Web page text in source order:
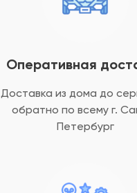
Оперативная
Доставка из дома до
обратно по всему г.
Петербург